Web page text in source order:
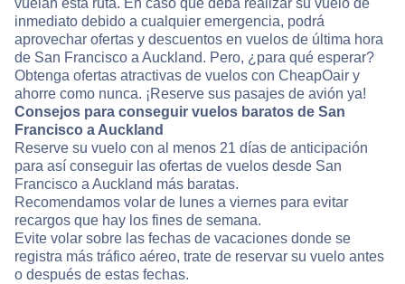
vuelan esta ruta. En caso que deba realizar su vuelo de
inmediato debido a cualquier emergencia, podrá
aprovechar ofertas y descuentos en vuelos de última hora
de San Francisco a Auckland. Pero, ¿para qué esperar?
Obtenga ofertas atractivas de vuelos con CheapOair y
ahorre como nunca. ¡Reserve sus pasajes de avión ya!
Consejos para conseguir vuelos baratos de San
Francisco a Auckland
Reserve su vuelo con al menos 21 días de anticipación
para así conseguir las ofertas de vuelos desde San
Francisco a Auckland más baratas.
Recomendamos volar de lunes a viernes para evitar
recargos que hay los fines de semana.
Evite volar sobre las fechas de vacaciones donde se
registra más tráfico aéreo, trate de reservar su vuelo antes
o después de estas fechas.